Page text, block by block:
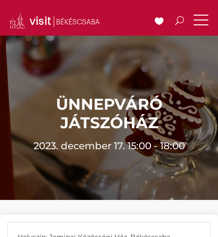
ÜNNEPVÁRÓ
JÁTSZÓHÁZ
2023. december 17. 15:00 - 18:00